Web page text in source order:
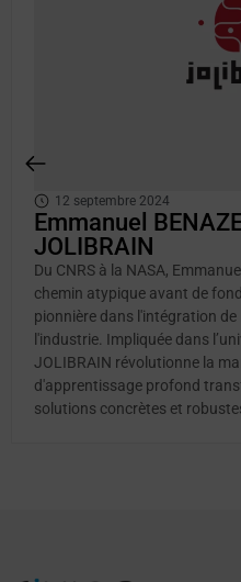
12 septembre 2024
Emmanuel
JOLIBRAIN
Du CNRS à la NASA,
chemin atypique avant de
pionnière dans l'intégration
l'industrie. Impliquée dans
JOLIBRAIN révolutionne la
d'apprentissage profond
solutions concrètes et